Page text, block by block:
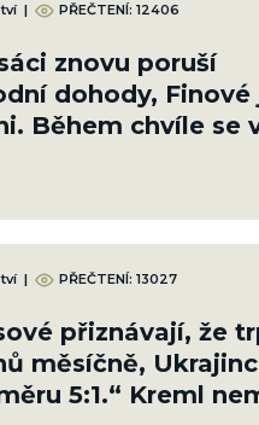
| PŘEČTENÍ: 12406
znovu poruší
dohody, Finové
Během chvíle se
zem
| PŘEČTENÍ: 13027
přiznávají, že
měsíčně,
5:1.“ Kreml